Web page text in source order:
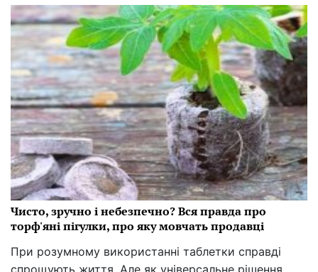
Чисто, зручно і небезпечно? Вся правда про
торф'яні пігулки, про яку мовчать продавці
При розумному використанні таблетки справді
спрощують життя. Але як універсальне рішення